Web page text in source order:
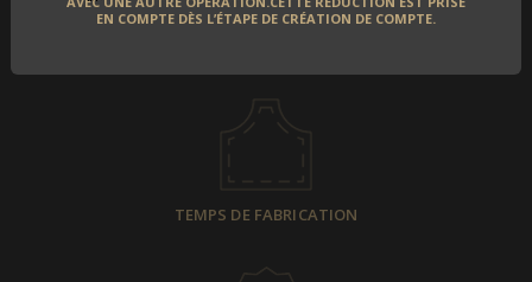
EN COMPTE DÈS L’ÉTAPE DE CRÉATION DE COMPTE.
TEMPS DE FABRICATION